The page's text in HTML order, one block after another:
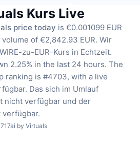
Kurs Live
price today is €0.001099 EUR
of €2,842.93 EUR. Wir
zu-EUR-Kurs in Echtzeit.
2.25% in the last 24 hours. The
ranking is #4703, with a live
Das sich im Umlauf
nicht verfügbar und der
verfügbar.
717ai by Virtuals